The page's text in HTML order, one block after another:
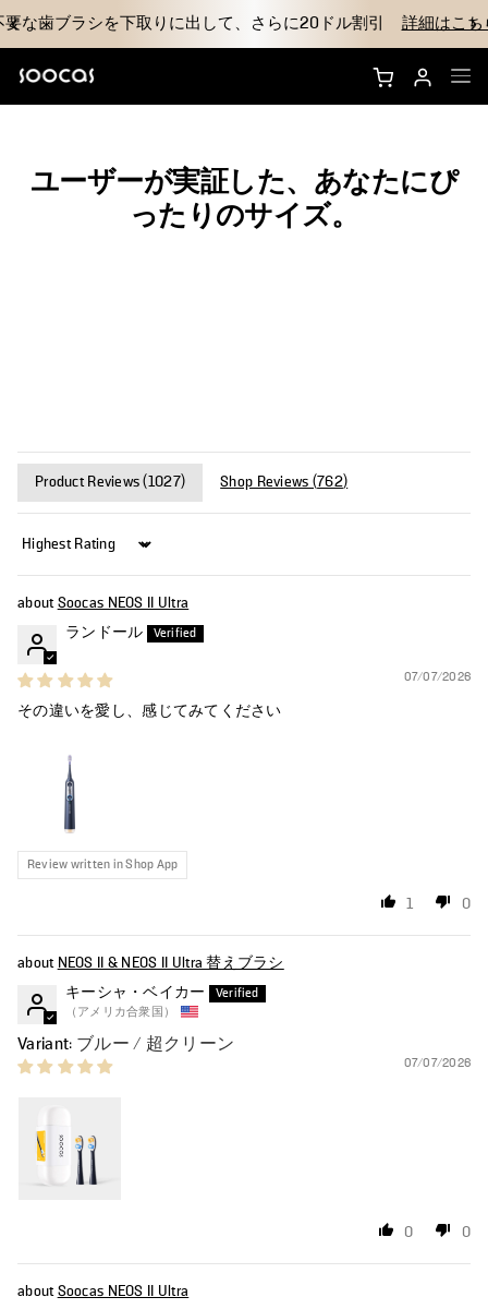
要な歯ブラシを下取りに出して、さらに20ドル割引 詳細はこち
NEOS IIを購入
ユーザーが実証した、あなたにぴ
ったりのサイズ。
Product Reviews (1027) Shop Reviews (762)
Sort by
Soocas NEOS II Ultra
ランドール
07/07/2026
その違いを愛し、感じてみてください
Review written in Shop App
1 0
NEOS II & NEOS II Ultra 替えブラシ
キーシャ・ベイカー
（アメリカ合衆国）
ブルー / 超クリーン
07/07/2026
0 0
Soocas NEOS II Ultra